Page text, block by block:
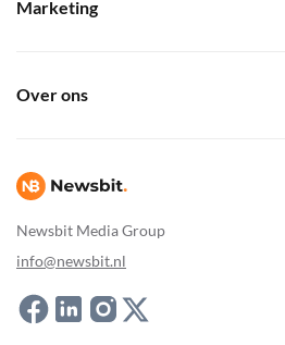
Newsbit Media Group
info@newsbit.nl
Marketing
Over ons